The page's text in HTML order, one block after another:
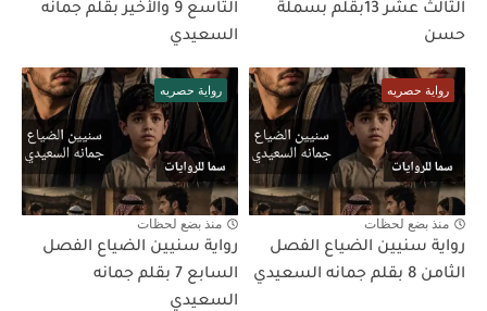
الثالث عشر 13بقلم بسملة
حسن
التاسع 9 والأخير بقلم جمانه
السعيدي
رواية حصريه
منذ بضع لحظات
رواية سنيين الضياع الفصل
الثامن 8 بقلم جمانه السعيدي
رواية حصريه
منذ بضع لحظات
رواية سنيين الضياع الفصل
السابع 7 بقلم جمانه
السعيدي